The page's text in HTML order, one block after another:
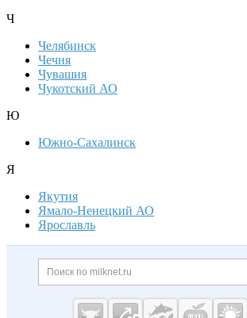
Ч
Челябинск
Чечня
Чувашия
Чукотский АО
Ю
Южно-Сахалинск
Я
Якутия
Ямало-Ненецкий АО
Ярославль
Дополнительная Поиск
Cсылки на полезные